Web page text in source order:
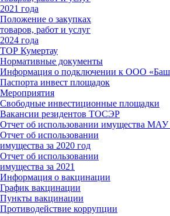
2021 года
Положение о закупках
товаров, работ и услуг
2024 года
ТОР Кумертау
Нормативные документы
Информация о подключении к ООО
Паспорта инвест площадок
Мероприятия
Свободные инвестиционные площадки
Вакансии резидентов ТОСЭР
Отчет об использовании имущества
Отчет об использовании
имущества за 2020 год
Отчет об использовании
имущества за 2021
Информация о вакцинации
График вакцинации
Пункты вакцинации
Противодействие коррупции